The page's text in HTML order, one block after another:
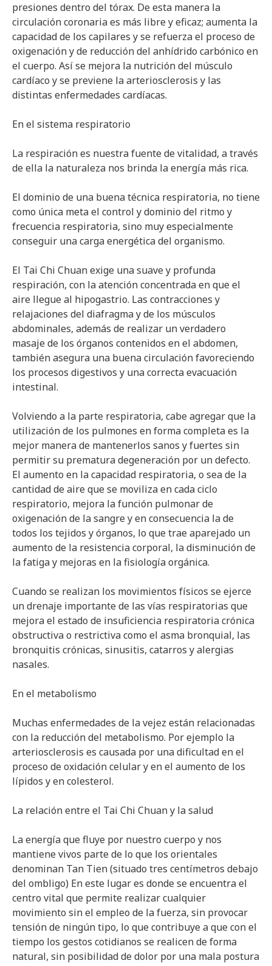
presiones dentro del tórax. De esta manera la
circulación coronaria es más libre y eficaz; aumenta la
capacidad de los capilares y se refuerza el proceso de
oxigenación y de reducción del anhídrido carbónico en
el cuerpo. Así se mejora la nutrición del músculo
cardíaco y se previene la arteriosclerosis y las
distintas enfermedades cardíacas.
En el sistema respiratorio
La respiración es nuestra fuente de vitalidad, a través
de ella la naturaleza nos brinda la energía más rica.
El dominio de una buena técnica respiratoria, no tiene
como única meta el control y dominio del ritmo y
frecuencia respiratoria, sino muy especialmente
conseguir una carga energética del organismo.
El Tai Chi Chuan exige una suave y profunda
respiración, con la atención concentrada en que el
aire llegue al hipogastrio. Las contracciones y
relajaciones del diafragma y de los músculos
abdominales, además de realizar un verdadero
masaje de los órganos contenidos en el abdomen,
también asegura una buena circulación favoreciendo
los procesos digestivos y una correcta evacuación
intestinal.
Volviendo a la parte respiratoria, cabe agregar que la
utilización de los pulmones en forma completa es la
mejor manera de mantenerlos sanos y fuertes sin
permitir su prematura degeneración por un defecto.
El aumento en la capacidad respiratoria, o sea de la
cantidad de aire que se moviliza en cada ciclo
respiratorio, mejora la función pulmonar de
oxigenación de la sangre y en consecuencia la de
todos los tejidos y órganos, lo que trae aparejado un
aumento de la resistencia corporal, la disminución de
la fatiga y mejoras en la fisiología orgánica.
Cuando se realizan los movimientos físicos se ejerce
un drenaje importante de las vías respiratorias que
mejora el estado de insuficiencia respiratoria crónica
obstructiva o restrictiva como el asma bronquial, las
bronquitis crónicas, sinusitis, catarros y alergias
nasales.
En el metabolismo
Muchas enfermedades de la vejez están relacionadas
con la reducción del metabolismo. Por ejemplo la
arteriosclerosis es causada por una dificultad en el
proceso de oxidación celular y en el aumento de los
lípidos y en colesterol.
La relación entre el Tai Chi Chuan y la salud
La energía que fluye por nuestro cuerpo y nos
mantiene vivos parte de lo que los orientales
denominan Tan Tien (situado tres centímetros debajo
del ombligo) En este lugar es donde se encuentra el
centro vital que permite realizar cualquier
movimiento sin el empleo de la fuerza, sin provocar
tensión de ningún tipo, lo que contribuye a que con el
tiempo los gestos cotidianos se realicen de forma
natural, sin posibilidad de dolor por una mala postura